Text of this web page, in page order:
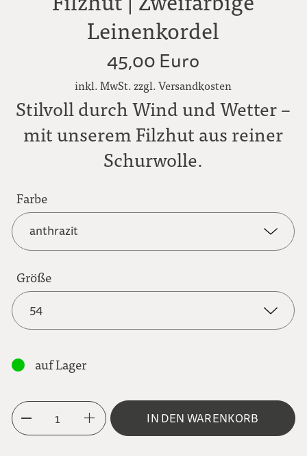
Leinenkordel
45,00 Euro
inkl. MwSt. zzgl. Versandkosten
Stilvoll durch Wind und Wetter –
mit unserem Filzhut aus reiner
Schurwolle.
Farbe
anthrazit
anthrazit
braun meliert
Größe
54
56
auf Lager
1 IN DEN WARENKORB